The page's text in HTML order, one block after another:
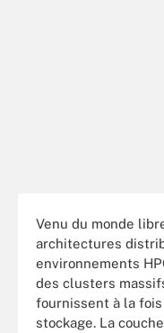
Venu du monde
architectures
environnements
des clusters
fournissent à la
stockage. La